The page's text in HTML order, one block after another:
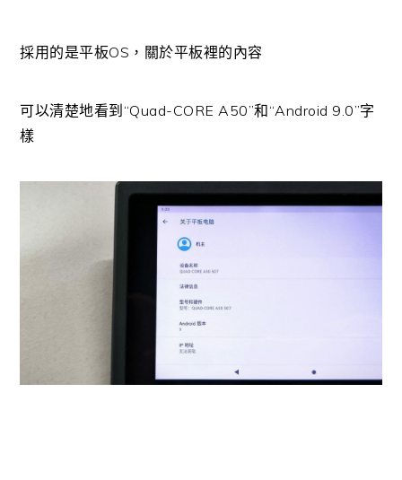
採用的是平板OS，關於平板裡的內容
可以清楚地看到“Quad-CORE A50”和“Android 9.0”字
樣